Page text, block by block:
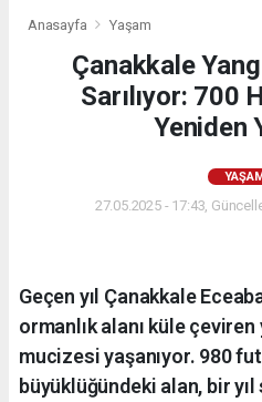
Anasayfa Yaşam
Çanakkale
Sarılıyor: 700
Yeniden
YAŞAM
27.05.2025 - 17:43,
Geçen yıl Çanakkale
ormanlık alanı küle çeviren
mucizesi yaşanıyor. 980
büyüklüğündeki alan, bir